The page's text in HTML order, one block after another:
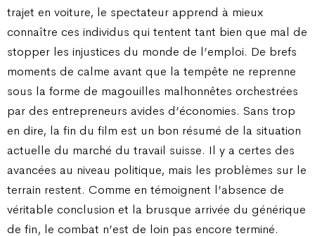
trajet en voiture, le spectateur apprend à mieux
connaître ces individus qui tentent tant bien que mal de
stopper les injustices du monde de l’emploi. De brefs
moments de calme avant que la tempête ne reprenne
sous la forme de magouilles malhonnêtes orchestrées
par des entrepreneurs avides d’économies. Sans trop
en dire, la fin du film est un bon résumé de la situation
actuelle du marché du travail suisse. Il y a certes des
avancées au niveau politique, mais les problèmes sur le
terrain restent. Comme en témoignent l’absence de
véritable conclusion et la brusque arrivée du générique
de fin, le combat n’est de loin pas encore terminé.